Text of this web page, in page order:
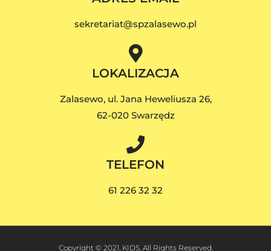
sekretariat@spzalasewo.pl
LOKALIZACJA
Zalasewo, ul. Jana Heweliusza 26,
62-020 Swarzędz
TELEFON
61 226 32 32
Copyright © 2021, KIDS. All Rights Reserved.